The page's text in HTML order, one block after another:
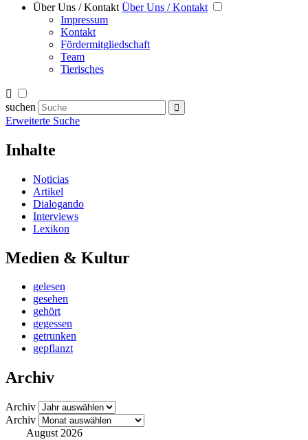
Über Uns / Kontakt Über Uns / Kontakt
Impressum
Kontakt
Fördermitgliedschaft
Team
Tierisches
suchen
Erweiterte Suche
Inhalte
Noticias
Artikel
Dialogando
Interviews
Lexikon
Medien & Kultur
gelesen
gesehen
gehört
gegessen
getrunken
gepflanzt
Archiv
Archiv
Archiv
August 2026